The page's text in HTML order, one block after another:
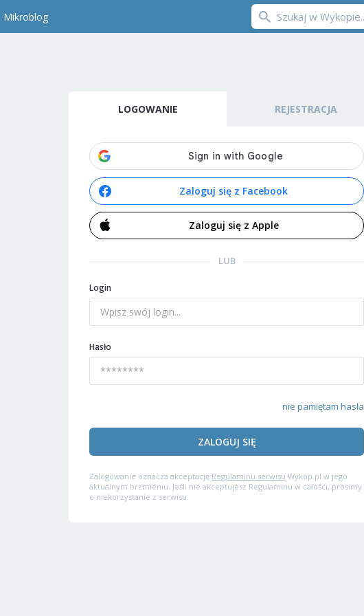
Mikroblog
LOGOWANIE REJESTRACJA
Zaloguj się z Facebook
Zaloguj się z Apple
LUB
Login
Hasło
nie pamiętam hasła
ZALOGUJ SIĘ
Zalogowanie oznacza akceptację Regulaminu serwisu Wykop.pl w jego
aktualnym brzmieniu. Jeśli nie akceptujesz Regulaminu w całości, prosimy
o niekorzystanie z serwisu.